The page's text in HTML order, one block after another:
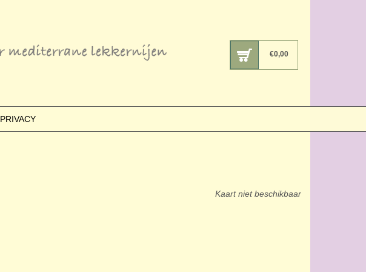
€0,00
PRIVACY
Kaart niet beschikbaar